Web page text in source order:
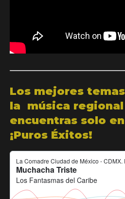
Los mejores
la música
encuentras solo
¡Puros Éxitos!